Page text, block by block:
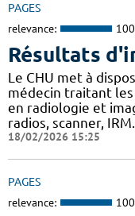
PAGES
relevance:
Résultats
Le CHU met à
médecin traitant
en radiologie et
radios, scanner,
18/02/2026 15:25
PAGES
relevance: